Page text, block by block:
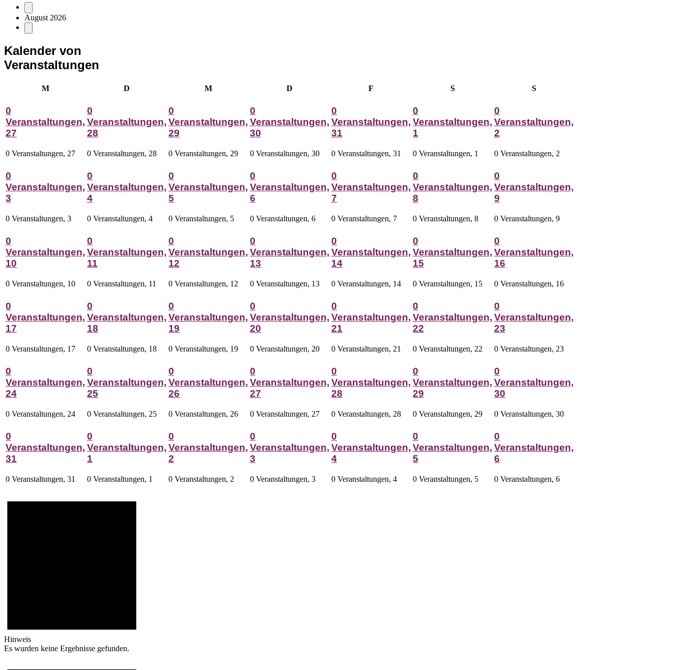
August 2026
Kalender von
Veranstaltungen
MMontag D MMittwoch D F SSamstag SSonntag
0
Veranstaltungen,
27
0 Veranstaltungen, 27
0
Veranstaltungen,
28
0 Veranstaltungen, 28
0
Veranstaltungen,
29
0 Veranstaltungen, 29
0
Veranstaltungen,
30
0 Veranstaltungen, 30
0
Veranstaltungen,
31
0 Veranstaltungen, 31
0
Veranstaltungen,
1
0 Veranstaltungen, 1
0
Veranstaltungen,
2
0 Veranstaltungen, 2
0
Veranstaltungen,
3
0 Veranstaltungen, 3
0
Veranstaltungen,
4
0 Veranstaltungen, 4
0
Veranstaltungen,
5
0 Veranstaltungen, 5
0
Veranstaltungen,
6
0 Veranstaltungen, 6
0
Veranstaltungen,
7
0 Veranstaltungen, 7
0
Veranstaltungen,
8
0 Veranstaltungen, 8
0
Veranstaltungen,
9
0 Veranstaltungen, 9
0
Veranstaltungen,
10
0 Veranstaltungen, 10
0
Veranstaltungen,
11
0 Veranstaltungen, 11
0
Veranstaltungen,
12
0 Veranstaltungen, 12
0
Veranstaltungen,
13
0 Veranstaltungen, 13
0
Veranstaltungen,
14
0 Veranstaltungen, 14
0
Veranstaltungen,
15
0 Veranstaltungen, 15
0
Veranstaltungen,
16
0 Veranstaltungen, 16
0
Veranstaltungen,
17
0 Veranstaltungen, 17
0
Veranstaltungen,
18
0 Veranstaltungen, 18
0
Veranstaltungen,
19
0 Veranstaltungen, 19
0
Veranstaltungen,
20
0 Veranstaltungen, 20
0
Veranstaltungen,
21
0 Veranstaltungen, 21
0
Veranstaltungen,
22
0 Veranstaltungen, 22
0
Veranstaltungen,
23
0 Veranstaltungen, 23
0
Veranstaltungen,
24
0 Veranstaltungen, 24
0
Veranstaltungen,
25
0 Veranstaltungen, 25
0
Veranstaltungen,
26
0 Veranstaltungen, 26
0
Veranstaltungen,
27
0 Veranstaltungen, 27
0
Veranstaltungen,
28
0 Veranstaltungen, 28
0
Veranstaltungen,
29
0 Veranstaltungen, 29
0
Veranstaltungen,
30
0 Veranstaltungen, 30
0
Veranstaltungen,
31
0 Veranstaltungen, 31
0
Veranstaltungen,
1
0 Veranstaltungen, 1
0
Veranstaltungen,
2
0 Veranstaltungen, 2
0
Veranstaltungen,
3
0 Veranstaltungen, 3
0
Veranstaltungen,
4
0 Veranstaltungen, 4
0
Veranstaltungen,
5
0 Veranstaltungen, 5
0
Veranstaltungen,
6
0 Veranstaltungen, 6
Hinweis
Es wurden keine Ergebnisse gefunden.